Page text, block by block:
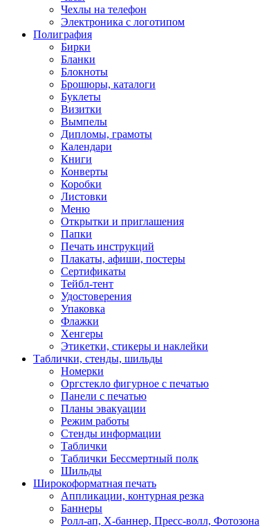
Чехлы на телефон
Электроника с логотипом
Полиграфия
Бирки
Бланки
Блокноты
Брошюры, каталоги
Буклеты
Визитки
Вымпелы
Дипломы, грамоты
Календари
Книги
Конверты
Коробки
Листовки
Меню
Открытки и приглашения
Папки
Печать инструкций
Плакаты, афиши, постеры
Сертификаты
Тейбл-тент
Удостоверения
Упаковка
Флажки
Хенгеры
Этикетки, стикеры и наклейки
Таблички, стенды, шильды
Номерки
Оргстекло фигурное с печатью
Панели с печатью
Планы эвакуации
Режим работы
Стенды информации
Таблички
Таблички Бессмертный полк
Шильды
Широкоформатная печать
Аппликации, контурная резка
Баннеры
Ролл-ап, X-баннер, Пресс-волл, Фотозона